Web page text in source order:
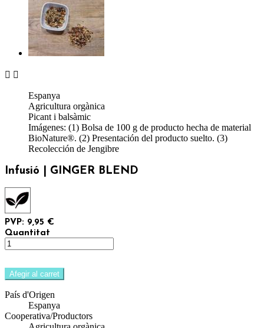
 
Espanya
Agricultura orgànica
Picant i balsàmic
Imágenes: (1) Bolsa de 100 g de producto hecha de material
BioNature®. (2) Presentación del producto suelto. (3)
Recolección de Jengibre
Infusió | GINGER BLEND
PVP: 9,95 €
Quantitat
Afegir al carret
País d'Origen
Espanya
Cooperativa/Productors